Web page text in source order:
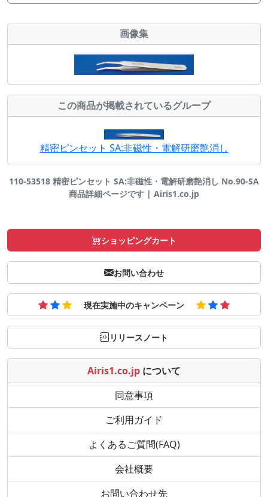
画像集
この商品が掲載されているグループ
精密ピンセット SA:非磁性・電解研磨艶消し
110-53518 精密ピンセット SA:非磁性・電解研磨艶消し No.90-SA
商品詳細ページです | Airis1.co.jp
ショッピングカート
お問い合わせ
現在実施中のキャンペーン
リリースノート
Airis1.co.jp について
同意事項
ご利用ガイド
よくあるご質問(FAQ)
会社概要
お問い合わせ先